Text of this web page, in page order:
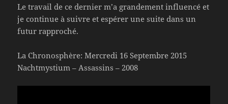
Le travail de ce dernier m’a grandement influencé et
je continue à suivre et espérer une suite dans un
futur rapproché.
La Chronosphère: Mercredi 16 Septembre 2015
Nachtmystium – Assassins – 2008